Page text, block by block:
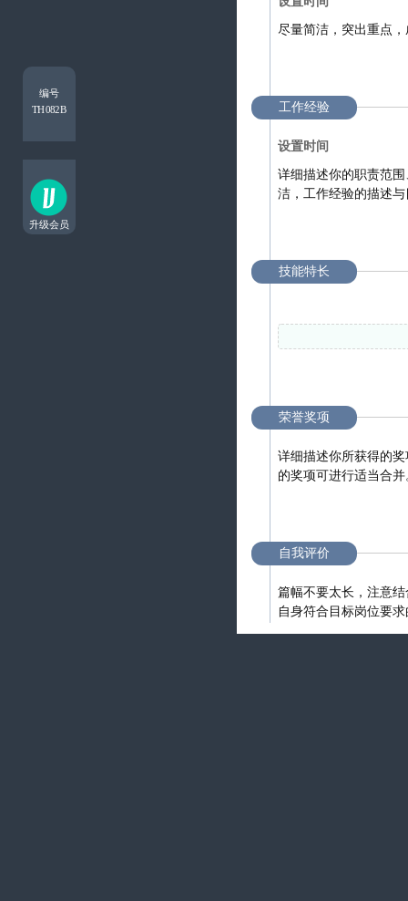
编号
TH082B
升级会员
工作经验
技能特长
荣誉奖项
自我评价